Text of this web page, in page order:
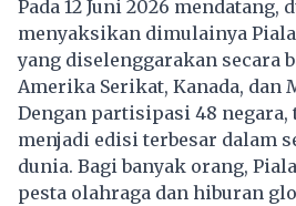
Pada 12 Juni 2026 mendatang,
menyaksikan dimulainya Piala
yang diselenggarakan secara
Amerika Serikat, Kanada, dan
Dengan partisipasi 48
menjadi edisi terbesar dalam
dunia. Bagi banyak orang,
pesta olahraga dan hiburan